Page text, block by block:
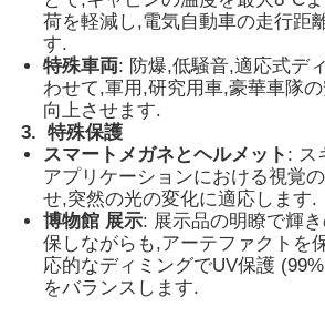
荷を軽減し,電気自動車の走行距
す.
特殊車両: 防爆,低騒音,適応式デ
わせて,軍用,研究用車,豪華車隊
向上させます.
3. 特殊保護
スマートメガネとヘルメット : ス
アプリケーションにおける視覚
せ,突然の光の変化に適応します.
博物館 展示: 展示品の明瞭で輝
保しながらも,アーテファクトを
応的なディミングでUV保護
をバランスします.